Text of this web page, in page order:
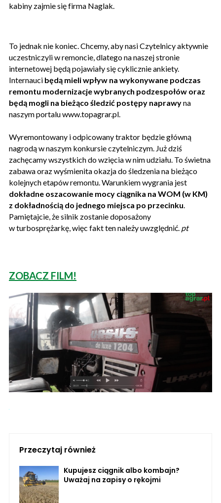
kabiny zajmie się firma Naglak.
To jednak nie koniec. Chcemy, aby nasi Czytelnicy aktywnie
uczestniczyli w remoncie, dlatego na naszej stronie
internetowej będą pojawiały się cyklicznie ankiety.
Internauci będą mieli wpływ na wykonywane podczas
remontu modernizacje wybranych podzespołów oraz
będą mogli na bieżąco śledzić postępy naprawyna
naszym portalu www.topagrar.pl.
Wyremontowany i odpicowany traktor będzie główną
nagrodą w naszym konkursie czytelniczym. Już dziś
zachęcamy wszystkich do wzięcia w nim udziału. To świetna
zabawa oraz wyśmienita okazja do śledzenia na bieżąco
kolejnych etapów remontu. Warunkiem wygrania jest
dokładne oszacowanie mocy ciągnika na WOM (w KM)
z dokładnością do jednego miejsca po przecinku
Pamiętajcie, że silnik zostanie doposażony
w turbosprężarkę, więc fakt ten należy uwzględnić. pt
ZOBACZ FILM!
Przeczytaj również
Kupujesz ciągnik albo kombajn?
Uważaj na zapisy o rękojmi